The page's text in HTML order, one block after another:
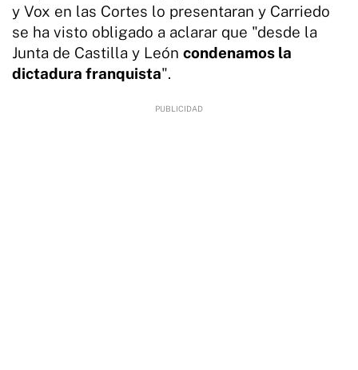
y Vox en las Cortes lo presentaran y Carriedo
se ha visto obligado a aclarar que "desde la
Junta de Castilla y León condenamos la
dictadura franquista".